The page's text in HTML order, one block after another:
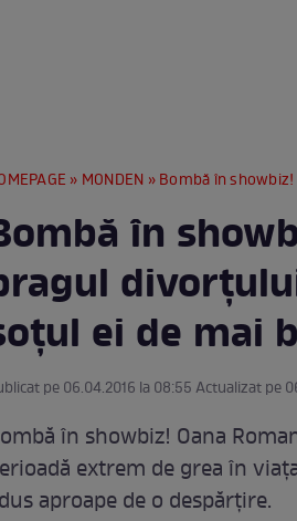
» MONDEN » Bombă în showbiz! Oana
în
ei de mai
pe 06.04.2016 la 08:55 Actualizat pe
în showbiz! Oana
extrem de grea în
aproape de o despărţire.